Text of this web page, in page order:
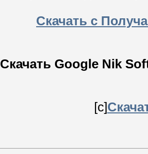
Скачать с
Скачать Google Nik
[c]